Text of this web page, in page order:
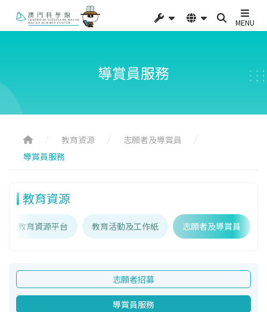
MENU
導賞員服務
教育資源
志願者及導賞員
導賞員服務
教育資源
上教育資源平台 教育活動及工作紙 志願者及導賞員
志願者招募
導賞員服務